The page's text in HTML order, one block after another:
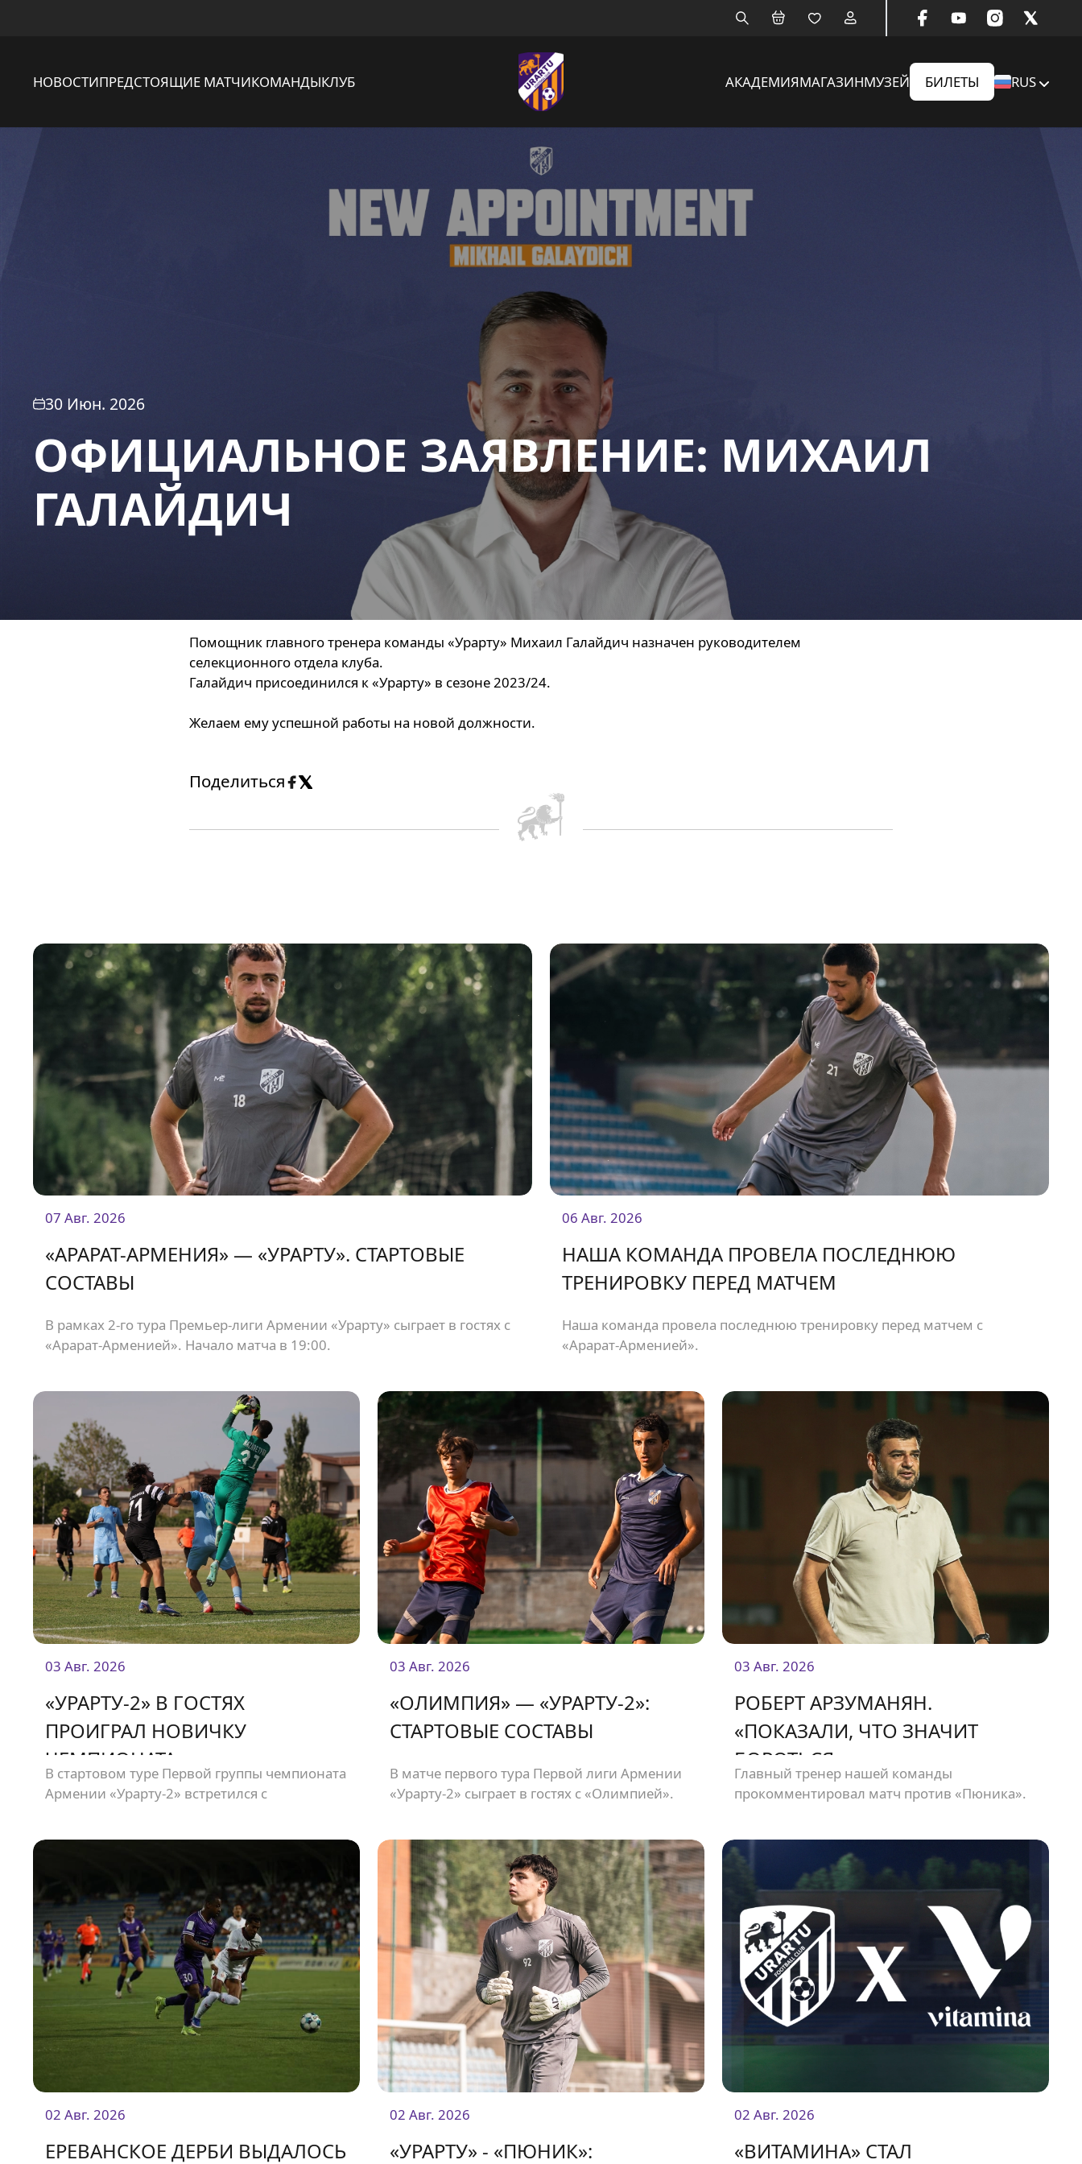
НОВОСТИПРЕДСТОЯЩИЕ МАТЧИКОМАНДЫКЛУБ АКАДЕМИЯМАГАЗИНМУЗЕЙ БИЛЕТЫ RUS
30 Июн. 2026
ОФИЦИАЛЬНОЕ ЗАЯВЛЕНИЕ: МИХАИЛ
ГАЛАЙДИЧ
Помощник главного тренера команды «Урарту» Михаил Галайдич назначен руководителем
селекционного отдела клуба.
Галайдич присоединился к «Урарту» в сезоне 2023/24.
Желаем ему успешной работы на новой должности.
Поделиться
07 Авг. 2026
«АРАРАТ-АРМЕНИЯ» — «УРАРТУ». СТАРТОВЫЕ
СОСТАВЫ
В рамках 2-го тура Премьер-лиги Армении «Урарту» сыграет в гостях с
«Арарат-Арменией». Начало матча в 19:00.
06 Авг. 2026
НАША КОМАНДА ПРОВЕЛА ПОСЛЕДНЮЮ
ТРЕНИРОВКУ ПЕРЕД МАТЧЕМ
Наша команда провела последнюю тренировку перед матчем с
«Арарат-Арменией».
03 Авг. 2026
«УРАРТУ-2» В ГОСТЯХ
ПРОИГРАЛ НОВИЧКУ
ЧЕМПИОНАТА
В стартовом туре Первой группы чемпионата
Армении «Урарту-2» встретился с
03 Авг. 2026
«ОЛИМПИЯ» — «УРАРТУ-2»:
СТАРТОВЫЕ СОСТАВЫ
В матче первого тура Первой лиги Армении
«Урарту-2» сыграет в гостях с «Олимпией».
03 Авг. 2026
РОБЕРТ АРЗУМАНЯН.
«ПОКАЗАЛИ, ЧТО ЗНАЧИТ
БОРОТЬСЯ»
Главный тренер нашей команды
прокомментировал матч против «Пюника».
02 Авг. 2026
ЕРЕВАНСКОЕ ДЕРБИ ВЫДАЛОСЬ
02 Авг. 2026
«УРАРТУ» - «ПЮНИК»:
02 Авг. 2026
«ВИТАМИНА» СТАЛ